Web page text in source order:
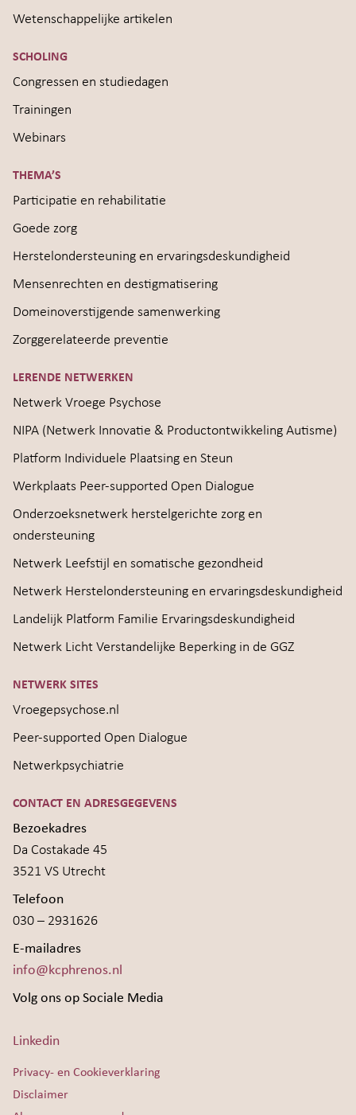
Wetenschappelijke artikelen
SCHOLING
Congressen en studiedagen
Trainingen
Webinars
THEMA’S
Participatie en rehabilitatie
Goede zorg
Herstelondersteuning en ervaringsdeskundigheid
Mensenrechten en destigmatisering
Domeinoverstijgende samenwerking
Zorggerelateerde preventie
LERENDE NETWERKEN
Netwerk Vroege Psychose
NIPA (Netwerk Innovatie & Productontwikkeling Autisme)
Platform Individuele Plaatsing en Steun
Werkplaats Peer-supported Open Dialogue
Onderzoeksnetwerk herstelgerichte zorg en
ondersteuning
Netwerk Leefstijl en somatische gezondheid
Netwerk Herstelondersteuning en ervaringsdeskundigheid
Landelijk Platform Familie Ervaringsdeskundigheid
Netwerk Licht Verstandelijke Beperking in de GGZ
NETWERK SITES
Vroegepsychose.nl
Peer-supported Open Dialogue
Netwerkpsychiatrie
CONTACT EN ADRESGEGEVENS
Bezoekadres
Da Costakade 45
3521 VS Utrecht
Telefoon
030 – 2931626
E-mailadres
info@kcphrenos.nl
Volg ons op Sociale Media
Linkedin
Privacy- en Cookieverklaring
Disclaimer